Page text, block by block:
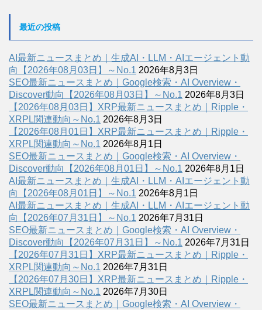
最近の投稿
AI最新ニュースまとめ｜生成AI・LLM・AIエージェント動
向【2026年08月03日】～No.1 2026年8月3日
SEO最新ニュースまとめ｜Google検索・AI Overview・
Discover動向【2026年08月03日】～No.1 2026年8月3日
【2026年08月03日】XRP最新ニュースまとめ｜Ripple・
XRPL関連動向～No.1 2026年8月3日
【2026年08月01日】XRP最新ニュースまとめ｜Ripple・
XRPL関連動向～No.1 2026年8月1日
SEO最新ニュースまとめ｜Google検索・AI Overview・
Discover動向【2026年08月01日】～No.1 2026年8月1日
AI最新ニュースまとめ｜生成AI・LLM・AIエージェント動
向【2026年08月01日】～No.1 2026年8月1日
AI最新ニュースまとめ｜生成AI・LLM・AIエージェント動
向【2026年07月31日】～No.1 2026年7月31日
SEO最新ニュースまとめ｜Google検索・AI Overview・
Discover動向【2026年07月31日】～No.1 2026年7月31日
【2026年07月31日】XRP最新ニュースまとめ｜Ripple・
XRPL関連動向～No.1 2026年7月31日
【2026年07月30日】XRP最新ニュースまとめ｜Ripple・
XRPL関連動向～No.1 2026年7月30日
SEO最新ニュースまとめ｜Google検索・AI Overview・